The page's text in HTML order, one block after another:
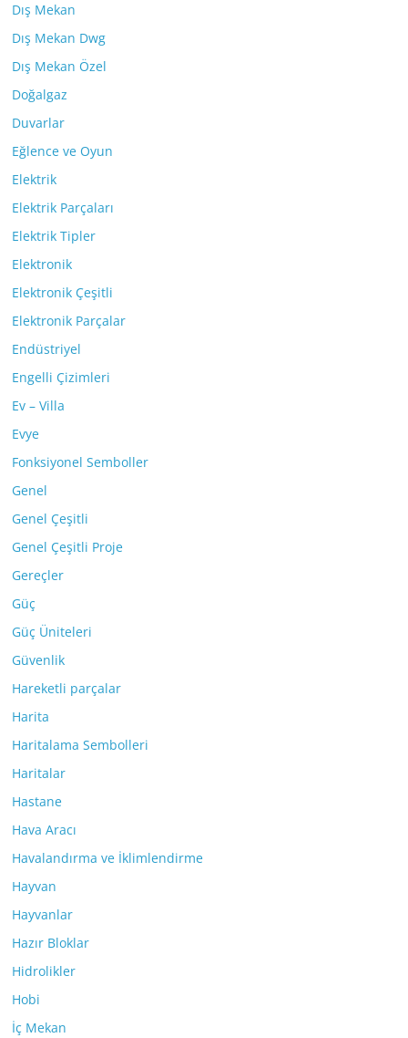
Dış Mekan
Dış Mekan Dwg
Dış Mekan Özel
Doğalgaz
Duvarlar
Eğlence ve Oyun
Elektrik
Elektrik Parçaları
Elektrik Tipler
Elektronik
Elektronik Çeşitli
Elektronik Parçalar
Endüstriyel
Engelli Çizimleri
Ev – Villa
Evye
Fonksiyonel Semboller
Genel
Genel Çeşitli
Genel Çeşitli Proje
Gereçler
Güç
Güç Üniteleri
Güvenlik
Hareketli parçalar
Harita
Haritalama Sembolleri
Haritalar
Hastane
Hava Aracı
Havalandırma ve İklimlendirme
Hayvan
Hayvanlar
Hazır Bloklar
Hidrolikler
Hobi
İç Mekan